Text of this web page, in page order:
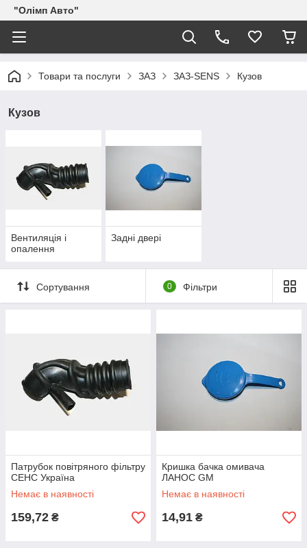
"Олімп Авто"
Товари та послуги ЗАЗ ЗАЗ-SENS Кузов
Кузов
Вентиляція і
опалення
Задні двері
Сортування 0 Фільтри
Патрубок повітряного фільтру
СЕНС Україна
Немає в наявності
159,72 ₴
Кришка бачка омивача
ЛАНОС GM
Немає в наявності
14,91 ₴